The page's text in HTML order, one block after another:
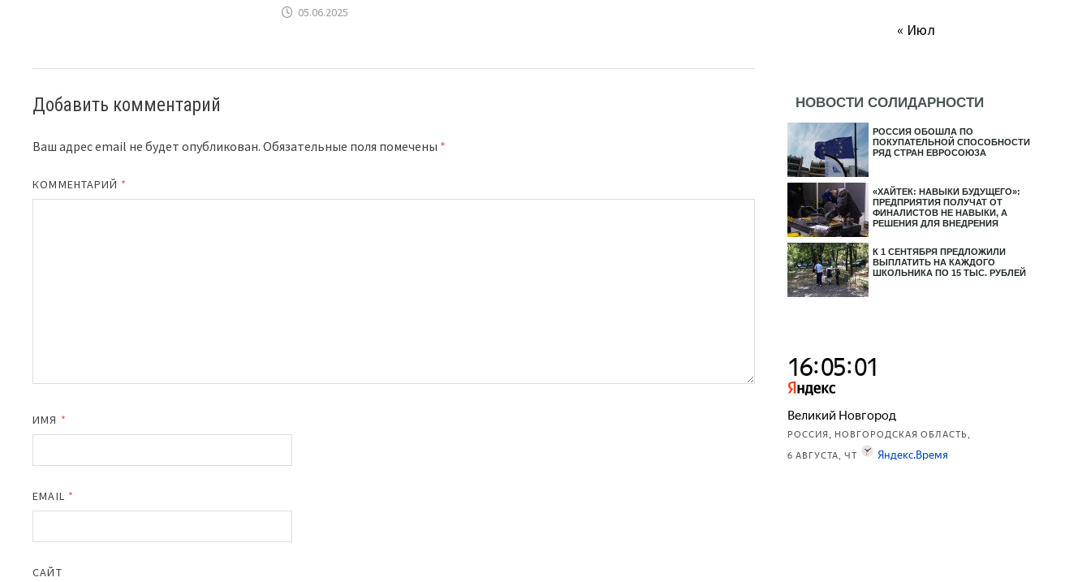
05.06.2025
Добавить комментарий
Ваш адрес email не будет опубликован. Обязательные поля помечены *
КОММЕНТАРИЙ *
ИМЯ *
EMAIL *
САЙТ
« Июл
НОВОСТИ СОЛИДАРНОСТИ
РОССИЯ ОБОШЛА ПО
ПОКУПАТЕЛЬНОЙ СПОСОБНОСТИ
РЯД СТРАН ЕВРОСОЮЗА
«ХАЙТЕК: НАВЫКИ БУДУЩЕГО»:
ПРЕДПРИЯТИЯ ПОЛУЧАТ ОТ
ФИНАЛИСТОВ НЕ НАВЫКИ, А
РЕШЕНИЯ ДЛЯ ВНЕДРЕНИЯ
К 1 СЕНТЯБРЯ ПРЕДЛОЖИЛИ
ВЫПЛАТИТЬ НА КАЖДОГО
ШКОЛЬНИКА ПО 15 ТЫС. РУБЛЕЙ